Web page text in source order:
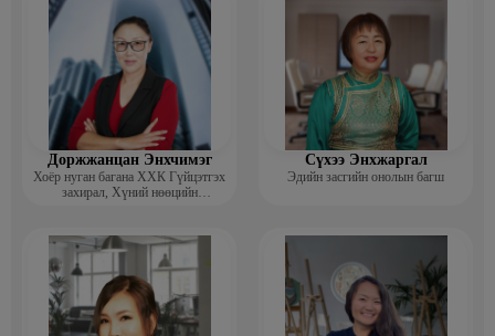
Доржжанцан Энхчимэг
Хоёр нуган багана ХХК Гүйцэтгэх
захирал, Хүний нөөцийн
Сүхээ Энхжаргал
Эдийн засгийн онолын багш